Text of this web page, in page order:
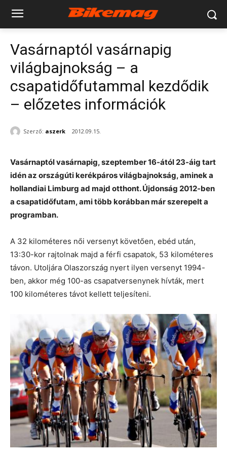
Vasárnaptól vasárnapig
világbajnokság – a
csapatidőfutammal kezdődik
– előzetes információk
Szerző: aszerk 2012.09.15.
Vasárnaptól vasárnapig, szeptember 16-ától 23-áig tart
idén az országúti kerékpáros világbajnokság, aminek a
hollandiai Limburg ad majd otthont. Újdonság 2012-ben
a csapatidőfutam, ami több korábban már szerepelt a
programban.
A 32 kilométeres női versenyt követően, ebéd után,
13:30-kor rajtolnak majd a férfi csapatok, 53 kilométeres
távon. Utoljára Olaszország nyert ilyen versenyt 1994-
ben, akkor még 100-as csapatversenynek hívták, mert
100 kilométeres távot kellett teljesíteni.